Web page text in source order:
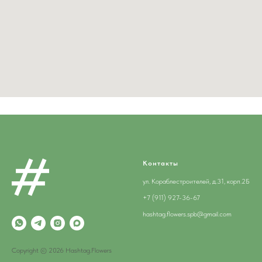
Copyright © 2026 Hashtag.Flowers
Контакты
ул. Кораблестроителей, д.31, корп.2Б
+7 (911) 927-36-67
hashtag.flowers.spb@gmail.com